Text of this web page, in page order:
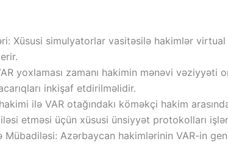
Xüsusi simulyatorlar vasitəsilə hakimlər
yoxlaması zamanı hakimin mənəvi
inkişaf etdirilməlidir.
ilə VAR otağındakı köməkçi hakim
etməsi üçün xüsusi ünsiyyət protokolları
Mübadiləsi: Azərbaycan hakimlərinin VAR-in